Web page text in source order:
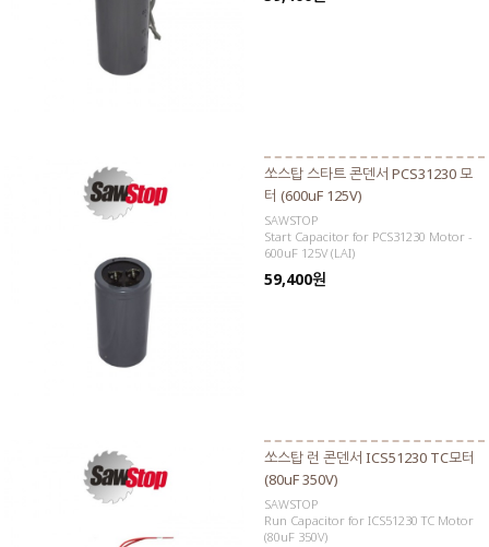
쏘스탑 스타트 콘덴서 PCS31230 모
터 (600uF 125V)
SAWSTOP
Start Capacitor for PCS31230 Motor -
600uF 125V (LAI)
59,400원
쏘스탑 런 콘덴서 ICS51230 TC모터
(80uF 350V)
SAWSTOP
Run Capacitor for ICS51230 TC Motor
(80uF 350V)